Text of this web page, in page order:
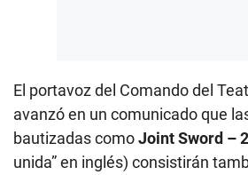
El portavoz del Comando del
avanzó en un comunicado que
bautizadas comoJoint Sword –
unida” en inglés) consistirán